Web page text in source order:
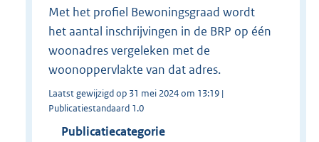
Met het profiel Bewoningsgraad wordt
het aantal inschrijvingen in de BRP op één
woonadres vergeleken met de
woonoppervlakte van dat adres.
Laatst gewijzigd op 31 mei 2024 om 13:19 |
Publicatiestandaard 1.0
Publicatiecategorie